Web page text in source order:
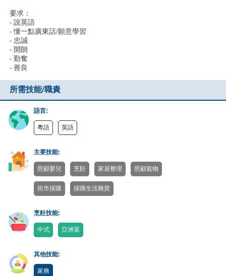
要求：
- 說英語
- 懂一點廣東話/願意學習
- 忠誠
- 開朗
- 勤奮
- 善良
所需技能/職責
語言:
粵語 英語
主要技能:
照顧嬰兒 烹飪 家居整理 照顧寵物
街市採購 採購生活雜貨
烹飪技能:
中式 亞洲菜
其他技能:
家務